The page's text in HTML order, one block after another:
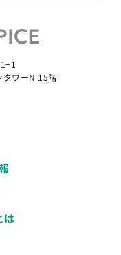
タワーN 15階
は